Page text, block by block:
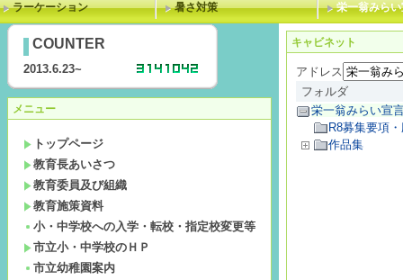
ラーケーション 暑さ対策 栄一翁みら
COUNTER
2013.6.23~
メニュー
トップページ
教育長あいさつ
教育委員及び組織
教育施策資料
小・中学校への入学・転校・指定校変更等
市立小・中学校のＨＰ
市立幼稚園案内
キャビネット
アドレス
フォルダ
栄一翁みらい宣
R8募集要項
作品集